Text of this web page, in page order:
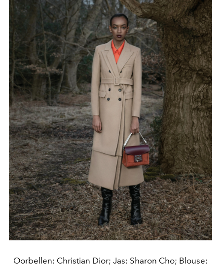
Oorbellen: Christian Dior; Jas: Sharon Cho; Blouse: